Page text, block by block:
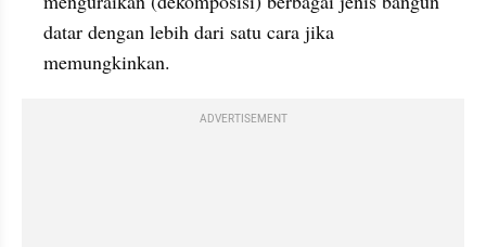
datar dengan lebih dari satu cara jika
memungkinkan.
ADVERTISEMENT